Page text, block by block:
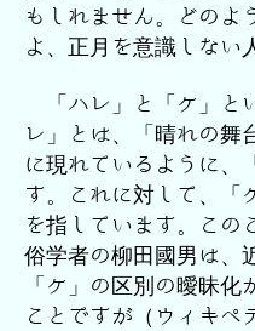
もしれません。どのよ
よ、正月を意識しない
「ハレ」と「ケ」と
レ」とは、「晴れの舞
に現れているように、
す。これに対して、「
を指しています。この
俗学者の柳田國男は、
「ケ」の区別の曖昧
ことですが（ウィキペ